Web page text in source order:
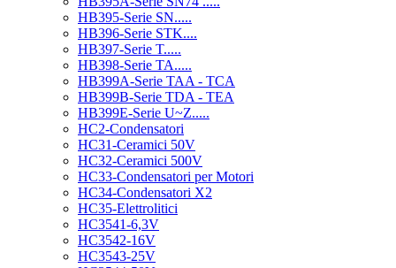
HB395-Serie SN.....
HB396-Serie STK....
HB397-Serie T.....
HB398-Serie TA.....
HB399A-Serie TAA - TCA
HB399B-Serie TDA - TEA
HB399E-Serie U~Z.....
HC2-Condensatori
HC31-Ceramici 50V
HC32-Ceramici 500V
HC33-Condensatori per Motori
HC34-Condensatori X2
HC35-Elettrolitici
HC3541-6,3V
HC3542-16V
HC3543-25V